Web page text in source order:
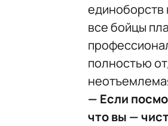
единоборств
все бойцы
полностью
— Если
что вы —